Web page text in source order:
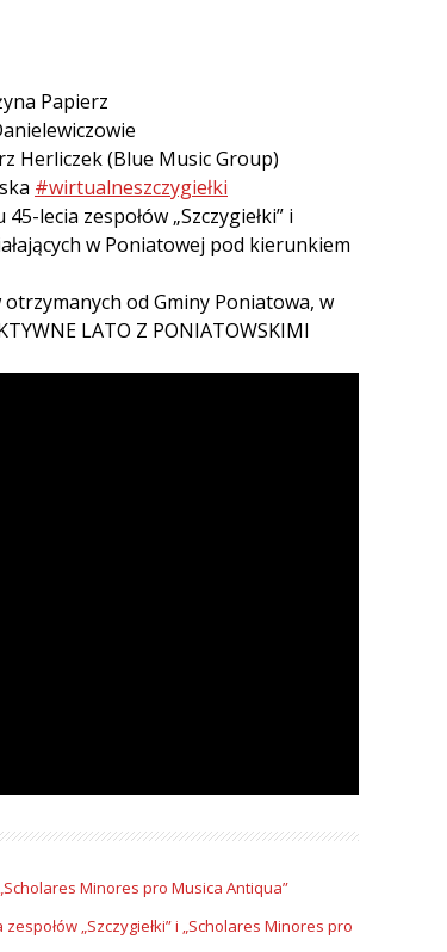
Papierz
Herliczek (Blue Music Group)
#wirtualneszczygiełki
lecia zespołów „Szczygiełki” i
w Poniatowej pod kierunkiem
od Gminy Poniatowa, w
LATO Z PONIATOWSKIMI
Minores pro Musica Antiqua”
„Szczygiełki” i „Scholares Minores pro